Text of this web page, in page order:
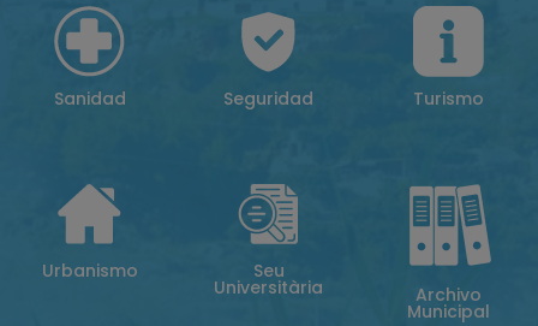
Sanidad Seguridad Turismo
Urbanismo Seu
Universitària Archivo
Municipal